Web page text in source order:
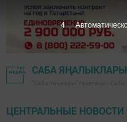
САБА ЯҢАЛЫКЛАРЫ
ЦЕНТРАЛЬНЫЕ НОВОСТИ
2